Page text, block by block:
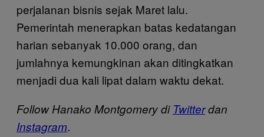
perjalanan bisnis sejak Maret lalu.
Pemerintah menerapkan batas kedatangan
harian sebanyak 10.000 orang, dan
jumlahnya kemungkinan akan ditingkatkan
menjadi dua kali lipat dalam waktu dekat.
Follow Hanako Montgomery di Twitterdan
Instagram.